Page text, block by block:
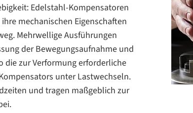
Edelstahl-Kompensatoren
mechanischen Eigenschaften
Mehrwellige Ausführungen
der Bewegungsaufnahme und
die zur Verformung erforderliche
unter Lastwechseln.
und tragen maßgeblich zur